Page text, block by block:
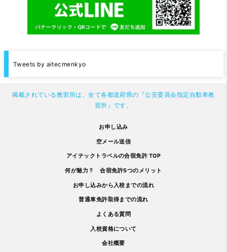
Tweets by aitecmenkyo
掲載されている教習所は、全て各都道府県の『公安委員会指定自動車教
習所』です。
お申し込み
空メール送信
アイテックトラベルの合宿免許 TOP
何が魅力？ 合宿免許5つのメリット
お申し込みから入校までの流れ
普通車免許取得までの流れ
よくある質問
入校資格について
会社概要